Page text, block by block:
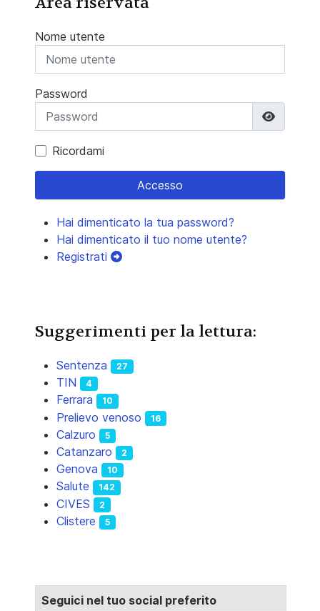
Nome utente
Password
Ricordami
Accesso
Hai dimenticato la tua password?
Hai dimenticato il tuo nome utente?
Registrati
Suggerimenti per la lettura:
Sentenza 27
TIN 4
Ferrara 10
Prelievo venoso 16
Calzuro 5
Catanzaro 2
Genova 10
Salute 142
CIVES 2
Clistere 5
Seguici nel tuo social preferito